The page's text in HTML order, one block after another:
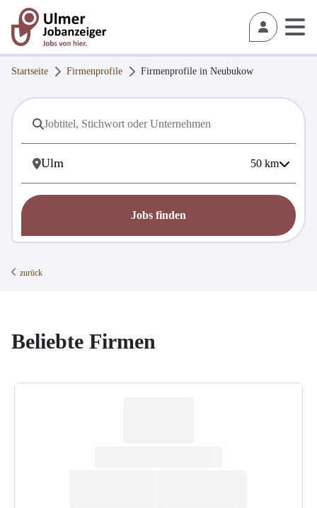
Startseite Firmenprofile Firmenprofile in Neubukow
50 km
Jobs finden
zurück
Beliebte Firmen